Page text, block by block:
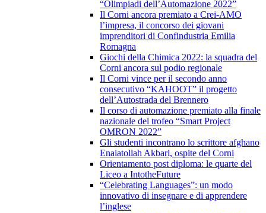
“Olimpiadi dell’Automazione 2022”
Il Corni ancora premiato a Crei-AMO
l’impresa, il concorso dei giovani
imprenditori di Confindustria Emilia
Romagna
Giochi della Chimica 2022: la squadra del
Corni ancora sul podio regionale
Il Corni vince per il secondo anno
consecutivo “KAHOOT” il progetto
dell’Autostrada del Brennero
Il corso di automazione premiato alla finale
nazionale del trofeo “Smart Project
OMRON 2022”
Gli studenti incontrano lo scrittore afghano
Enaiatollah Akbari, ospite del Corni
Orientamento post diploma: le quarte del
Liceo a IntotheFuture
“Celebrating Languages”: un modo
innovativo di insegnare e di apprendere
l’inglese